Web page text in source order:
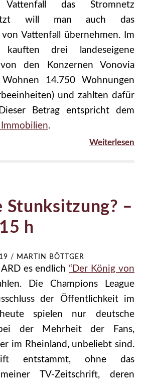
Vattenfall das Stromnetz
will man auch das
von Vattenfall übernehmen. Im
drei landeseigene
von den Konzernen Vonovia
14.750 Wohnungen
und zahlten dafür
Betrag entspricht dem
.
Weiterlesen
Stunksitzung? –
h
/ MARTIN BÖTTGER
es endlich “Der König von
Die Champions League
der Öffentlichkeit im
spielen nur deutsche
der Mehrheit der Fans,
im Rheinland, unbeliebt sind.
entstammt, ohne das
meiner TV-Zeitschrift, deren